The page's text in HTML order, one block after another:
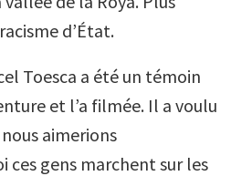
d’État.
Toesca a été un témoin
et l’a filmée. Il a voulu
aimerions
ces gens marchent sur les